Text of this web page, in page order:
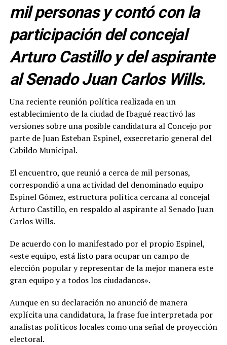
mil personas y contó con la
participación del concejal
Arturo Castillo y del aspirante
al Senado Juan Carlos Wills.
Una reciente reunión política realizada en un
establecimiento de la ciudad de Ibagué reactivó las
versiones sobre una posible candidatura al Concejo por
parte de Juan Esteban Espinel, exsecretario general del
Cabildo Municipal.
El encuentro, que reunió a cerca de mil personas,
correspondió a una actividad del denominado equipo
Espinel Gómez, estructura política cercana al concejal
Arturo Castillo, en respaldo al aspirante al Senado Juan
Carlos Wills.
De acuerdo con lo manifestado por el propio Espinel,
«este equipo, está listo para ocupar un campo de
elección popular y representar de la mejor manera este
gran equipo y a todos los ciudadanos».
Aunque en su declaración no anunció de manera
explícita una candidatura, la frase fue interpretada por
analistas políticos locales como una señal de proyección
electoral.